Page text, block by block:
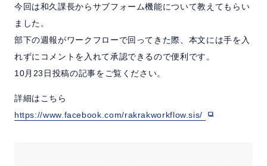
今回は和久課長からサブフォーム機能について教えてもらい
ました。
部下の週報がワークフローで回ってきた際、本文には手を入
れずにコメントを入れて承認できるので便利です。
10月23日投稿の記事をご覧ください。
詳細はこちら
https://www.facebook.com/rakrakworkflow.sis/